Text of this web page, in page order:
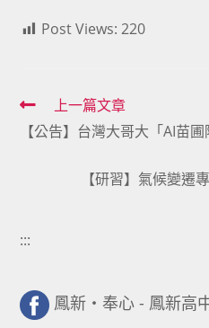
Post Views: 220
Read
more
上一篇文章
【公告】台灣大哥大「AI苗
【研習】氣候變遷
:::
鳳新・奉心 - 鳳新高